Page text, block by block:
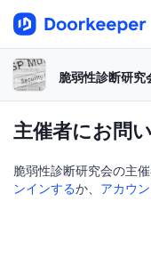
脆弱性診断研究
主催者にお問
脆弱性診断研究会の主
ンインするか、 アカウ